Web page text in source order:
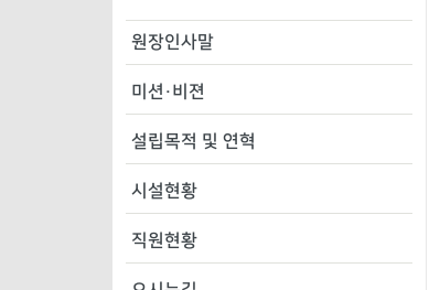
원장인사말
미션·비젼
설립목적 및 연혁
시설현황
직원현황